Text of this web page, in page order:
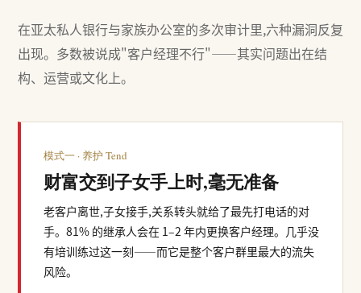
在亚太私人银行与家族办公室的多次审计里,六种漏洞反复
出现。多数被说成"客户经理不行"——其实问题出在结
构、运营或文化上。
模式一 · 养护 Tend
财富交到子女手上时,毫无准备
老客户离世,子女接手,关系转头就给了最先打电话的对
手。81% 的继承人会在 1–2 年内更换客户经理。几乎没
有培训练过这一刻——而它是整个客户群里最大的流失
风险。